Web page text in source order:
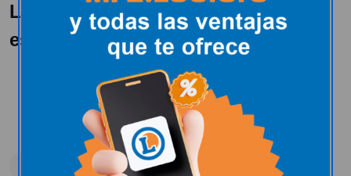
Los juguetes con los que triunfarás
estas Navidades